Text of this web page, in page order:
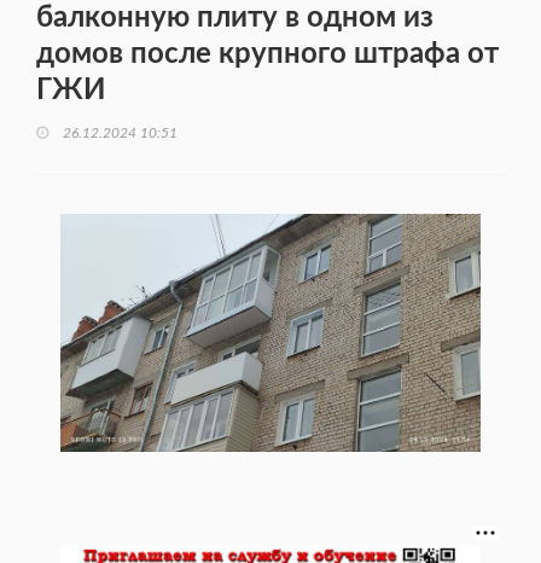
балконную плиту в одном из
домов после крупного штрафа от
ГЖИ
26.12.2024 10:51